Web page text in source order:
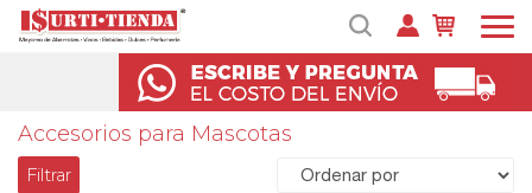
Accesorios para Mascotas
Filtrar